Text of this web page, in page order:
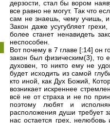
дерзости, стал бы вором
все равно не могут. Так что
сам не знаешь, чему учишь,
Закон даже усугубляет
более станет ненавидеть
неспособен.
Вот почему в 7 главе [:14] он
закон был физическим(3), то
духовен, то никто ему не
будет исходить из самой
кто иной, как Дух Божий,
возникает искреннее
всё не от страха и не по
поэтому любят и
расположения души требует
нас остается грех,